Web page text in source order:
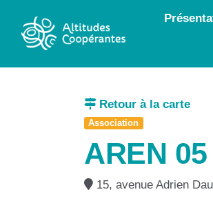
Aller au contenu principal
Retour à la carte
Association
AREN 05
15, avenue Adrien